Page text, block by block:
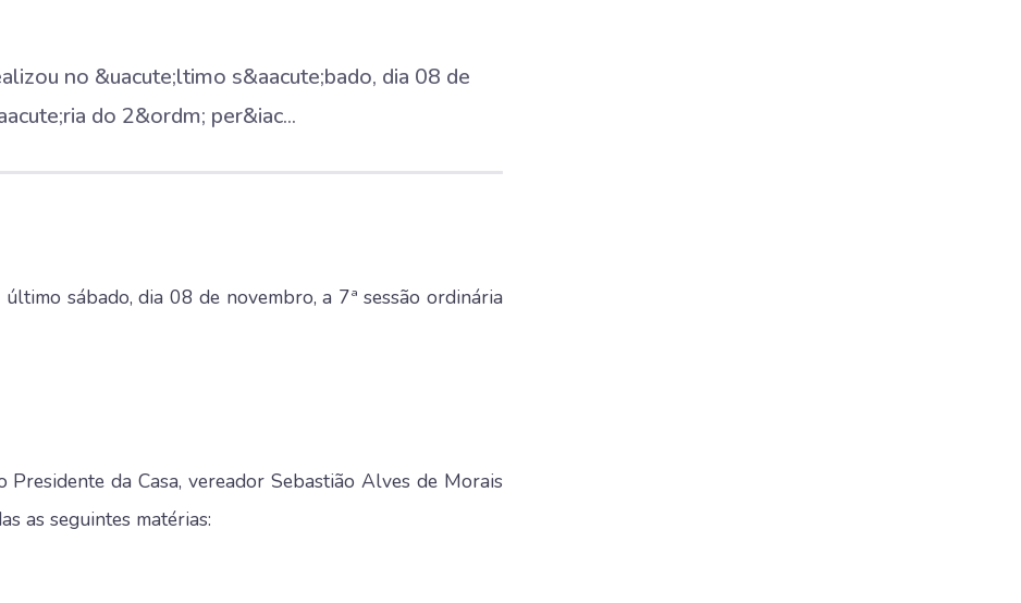
no &uacute;ltimo s&aacute;bado, dia 08 de
do 2&ordm; per&iac...
sábado, dia 08 de novembro, a 7ª sessão ordinária
da Casa, vereador Sebastião Alves de Morais
as seguintes matérias: